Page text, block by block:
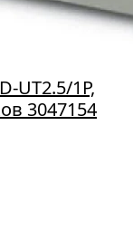
UT2.5/1P,
3047154